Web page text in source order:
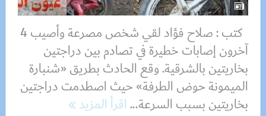
كتب : صلاح فؤاد لقي شخص مصرعة وأصيب 4
آخرون إصابات خطيرة في تصادم بين دراجتين
بخاريتين بالشرقية. وقع الحادث بطريق «شنبارة
الميمونة حوض الطرفة» حيث اصطدمت دراجتين
بخاريتين بسبب السرعة...اقرأ المزيد